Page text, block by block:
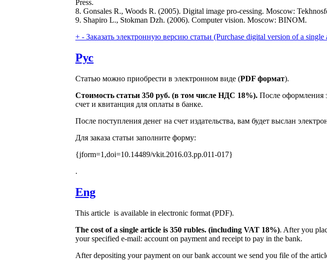
Press.
8. Gonsales R., Woods R. (2005). Digital image pro-cessing. Moscow:
9. Shapiro L., Stokman Dzh. (2006). Computer vision. Moscow: BINOM.
+ - Заказать электронную версию статьи (Purchase digital version of a single
Рус
Статью можно приобрести в электронном виде (PDF формат).
Стоимость статьи 350 руб. (в том числе НДС 18%). После оформления
счет и квитанция для оплаты в банке.
После поступления денег на счет издательства, вам будет выслан
Для заказа статьи заполните форму:
{jform=1,doi=10.14489/vkit.2016.03.pp.011-017}
.
Eng
This article is available in electronic format (PDF).
The cost of a single article is 350 rubles. (including VAT 18%). After you
your specified e-mail: account on payment and receipt to pay in the bank.
After depositing your payment on our bank account we send you file of the